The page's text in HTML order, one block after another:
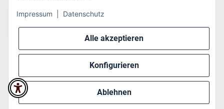
Alle akzeptieren
Konfigurieren
Ablehnen
Impressum Datenschutz
* Alle Preise inkl. gesetzlicher USt., zzgl.Versand
Perfected byDreizack Medien